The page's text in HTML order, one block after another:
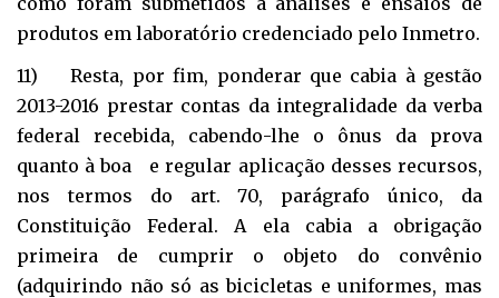
produtos em laboratório credenciado pelo Inmetro.
11) Resta, por fim, ponderar que cabia à gestão
2013-2016 prestar contas da integralidade da verba
federal recebida, cabendo-lhe o ônus da prova
quanto à boa e regular aplicação desses recursos,
nos termos do art. 70, parágrafo único, da
Constituição Federal. A ela cabia a obrigação
primeira de cumprir o objeto do convênio
(adquirindo não só as bicicletas e uniformes, mas